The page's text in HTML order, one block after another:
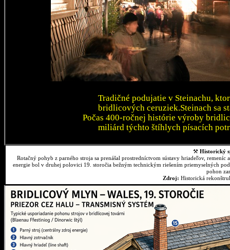
Tradičné podujatie v Steinachu,
bridlicových ceruziek.Steinach sa
Počas 400-ročnej histórie výroby
miliárd týchto štíhlych písacích
⚒ Historický
Rotačný pohyb z parného stroja sa prenášal prostredníctvom sústavy hriadeľov,
energie bol v druhej polovici 19. storočia bežným technickým riešením priemyselných
pohon
Zdroj: Historická